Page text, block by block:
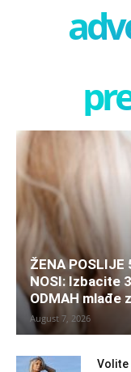
ŽENA POSLIJE
NOSI: Izbacite
ODMAH mlađe
August 7, 2026
Volite